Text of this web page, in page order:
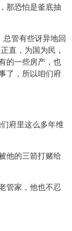
那恐怕是釜底抽
总管有些讶异地回
直，为国为民，
的一些房产，也
了，所以咱们府
府里这么多年维
他的三箭打赌给
管家，他也不忍